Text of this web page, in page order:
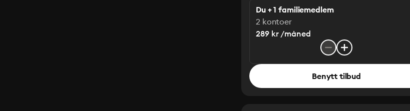
Du + 1 familiemedlem
2 kontoer
289 kr /måned
Benytt tilbud